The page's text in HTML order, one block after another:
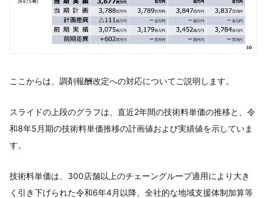
ここからは、調剤報酬改定への対応についてご説明します。
スライドの上段のグラフは、直近2年間の技術料単価の推移と、令
和8年5月期の技術料単価推移の計画値および実績値を示していま
す。
技術料単価は、300店舗以上のチェーングループ適用により大き
く引き下げられた令和6年4月以降、全社的な地域支援体制加算等